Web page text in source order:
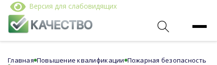
Версия для слабовидящих
Главная Повышение квалификации Пожарная безопасность